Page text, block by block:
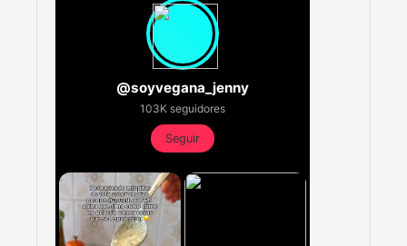
@soyvegana_jenny
103K seguidores
Seguir